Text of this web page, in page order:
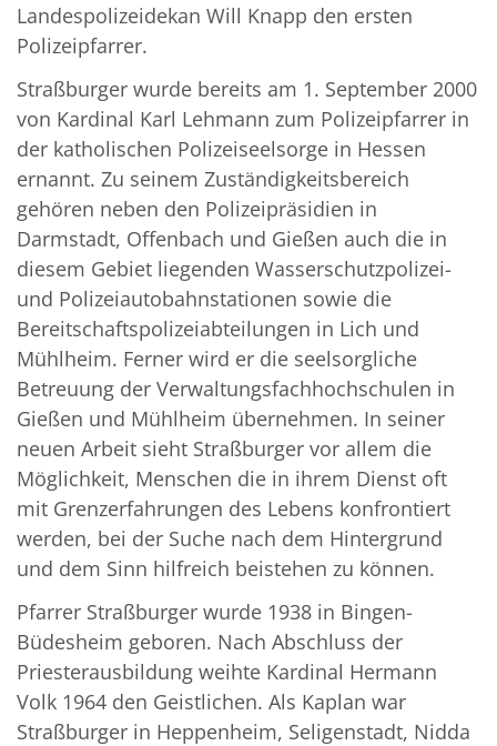
Landespolizeidekan Will Knapp den ersten
Polizeipfarrer.
Straßburger wurde bereits am 1. September 2000
von Kardinal Karl Lehmann zum Polizeipfarrer in
der katholischen Polizeiseelsorge in Hessen
ernannt. Zu seinem Zuständigkeitsbereich
gehören neben den Polizeipräsidien in
Darmstadt, Offenbach und Gießen auch die in
diesem Gebiet liegenden Wasserschutzpolizei-
und Polizeiautobahnstationen sowie die
Bereitschaftspolizeiabteilungen in Lich und
Mühlheim. Ferner wird er die seelsorgliche
Betreuung der Verwaltungsfachhochschulen in
Gießen und Mühlheim übernehmen. In seiner
neuen Arbeit sieht Straßburger vor allem die
Möglichkeit, Menschen die in ihrem Dienst oft
mit Grenzerfahrungen des Lebens konfrontiert
werden, bei der Suche nach dem Hintergrund
und dem Sinn hilfreich beistehen zu können.
Pfarrer Straßburger wurde 1938 in Bingen-
Büdesheim geboren. Nach Abschluss der
Priesterausbildung weihte Kardinal Hermann
Volk 1964 den Geistlichen. Als Kaplan war
Straßburger in Heppenheim, Seligenstadt, Nidda